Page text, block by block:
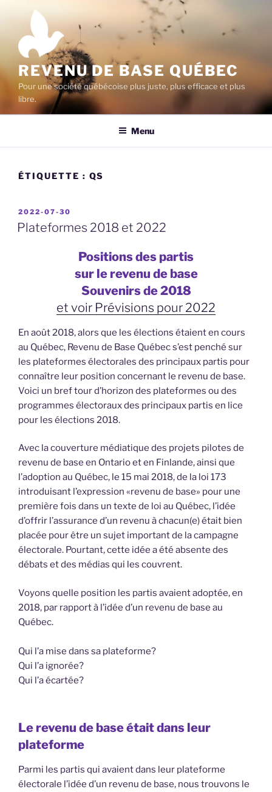
contenu
principal
REVENU DE BASE QUÉBEC
Pour une société québécoise plus juste, plus efficace et plus
libre.
Menu
ÉTIQUETTE : QS
PUBLIÉ
LE
2022-07-30
Plateformes 2018 et 2022
Positions des partis
sur le revenu de base
Souvenirs de 2018
et voir Prévisions pour 2022
En août 2018, alors que les élections étaient en cours
au Québec, Revenu de Base Québec s’est penché sur
les plateformes électorales des principaux partis pour
connaître leur position concernant le revenu de base.
Voici un bref tour d’horizon des plateformes ou des
programmes électoraux des principaux partis en lice
pour les élections 2018.
Avec la couverture médiatique des projets pilotes de
revenu de base en Ontario et en Finlande, ainsi que
l’adoption au Québec, le 15 mai 2018, de la loi 173
introduisant l’expression «revenu de base» pour une
première fois dans un texte de loi au Québec, l’idée
d’offrir l’assurance d’un revenu à chacun(e) était bien
placée pour être un sujet important de la campagne
électorale. Pourtant, cette idée a été absente des
débats et des médias qui les couvrent.
Voyons quelle position les partis avaient adoptée, en
2018, par rapport à l’idée d’un revenu de base au
Québec.
Qui l’a mise dans sa plateforme?
Qui l’a ignorée?
Qui l’a écartée?
Le revenu de base était dans leur
plateforme
Parmi les partis qui avaient dans leur plateforme
électorale l’idée d’un revenu de base, nous trouvons le